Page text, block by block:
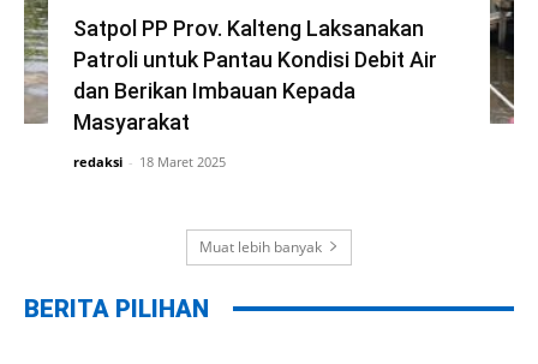
Satpol PP Prov. Kalteng Laksanakan
Patroli untuk Pantau Kondisi Debit Air
dan Berikan Imbauan Kepada
Masyarakat
redaksi - 18 Maret 2025
Muat lebih banyak
BERITA PILIHAN